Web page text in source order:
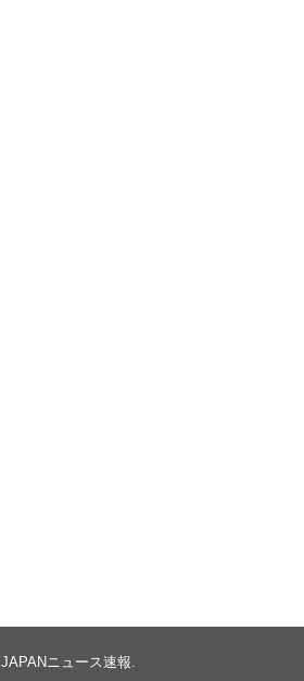
JAPANニュース速報.